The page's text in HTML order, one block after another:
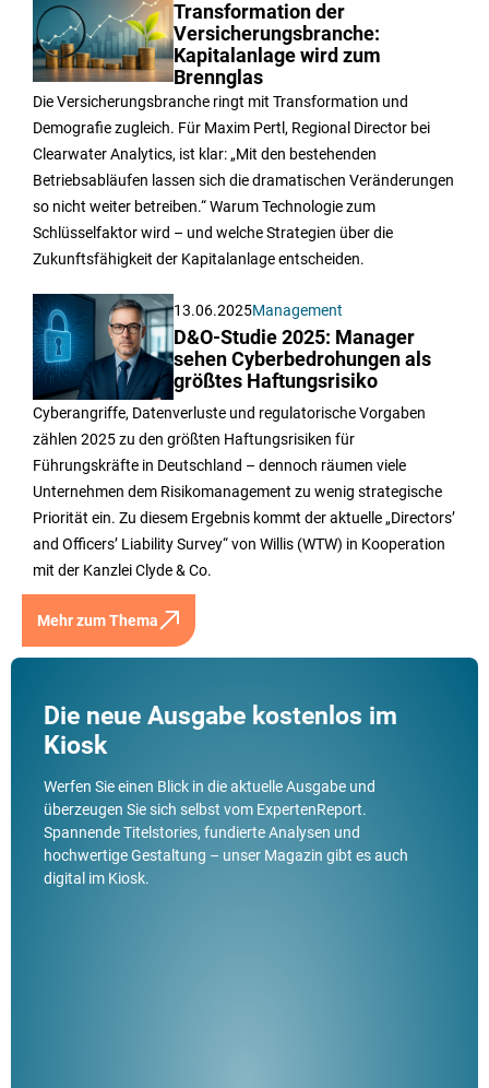
Transformation der
Versicherungsbranche:
Kapitalanlage wird zum
Brennglas
Die Versicherungsbranche ringt mit Transformation und
Demografie zugleich. Für Maxim Pertl, Regional Director bei
Clearwater Analytics, ist klar: „Mit den bestehenden
Betriebsabläufen lassen sich die dramatischen Veränderungen
so nicht weiter betreiben.“ Warum Technologie zum
Schlüsselfaktor wird – und welche Strategien über die
Zukunftsfähigkeit der Kapitalanlage entscheiden.
13.06.2025Management
D&O-Studie 2025: Manager
sehen Cyberbedrohungen als
größtes Haftungsrisiko
Cyberangriffe, Datenverluste und regulatorische Vorgaben
zählen 2025 zu den größten Haftungsrisiken für
Führungskräfte in Deutschland – dennoch räumen viele
Unternehmen dem Risikomanagement zu wenig strategische
Priorität ein. Zu diesem Ergebnis kommt der aktuelle „Directors’
and Officers’ Liability Survey“ von Willis (WTW) in Kooperation
mit der Kanzlei Clyde & Co.
Mehr zum Thema
Die neue Ausgabe kostenlos im
Kiosk
Werfen Sie einen Blick in die aktuelle Ausgabe und
überzeugen Sie sich selbst vom ExpertenReport.
Spannende Titelstories, fundierte Analysen und
hochwertige Gestaltung – unser Magazin gibt es auch
digital im Kiosk.